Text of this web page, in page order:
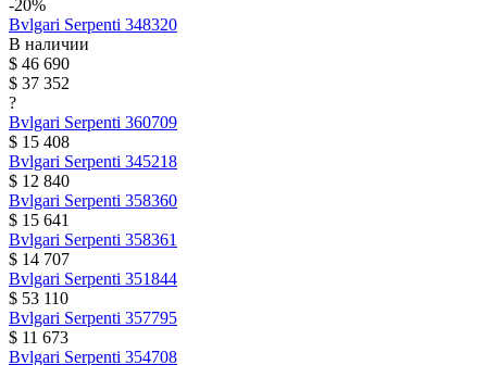
-20%
Bvlgari Serpenti 348320
В наличии
$ 46 690
$ 37 352
?
Bvlgari Serpenti 360709
$ 15 408
Bvlgari Serpenti 345218
$ 12 840
Bvlgari Serpenti 358360
$ 15 641
Bvlgari Serpenti 358361
$ 14 707
Bvlgari Serpenti 351844
$ 53 110
Bvlgari Serpenti 357795
$ 11 673
Bvlgari Serpenti 354708